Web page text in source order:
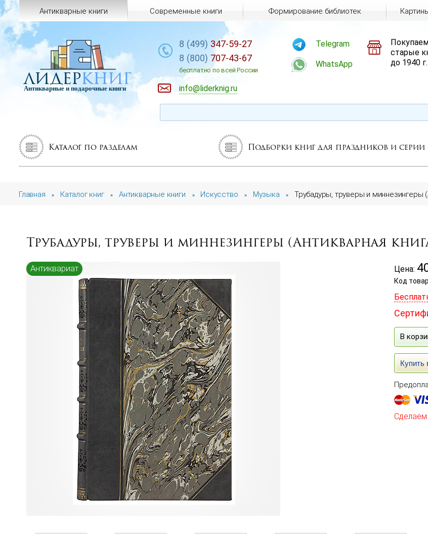
Каталог по разделам Подборки книг для праздников и серии
Главная » Каталог книг » Антикварные книги » Искусство » Музыка » Трубадуры, труверы и миннезингеры
Трубадуры, труверы и миннезингеры (Антикварная книга
Антиквариат Цена:
Код
В
Купить
Антикварные книги Современные книги Формирование библиотек
лидеркниг
Антикварные и подарочные книги
8 (499) 347-59-27
8 (800) 707-43-67
бесплатно по всей России
info@liderknig.ru
Telegram
WhatsApp
старые
до 1940 г.